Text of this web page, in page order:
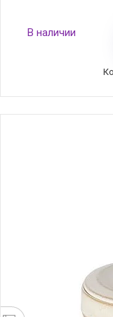
Рамекин
В наличии